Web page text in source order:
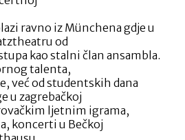
ravno iz Münchena gdje u
od
kao stalni član ansambla.
talenta,
već od studentskih dana
u zagrebačkoj
ljetnim igrama,
koncerti u Bečkoj